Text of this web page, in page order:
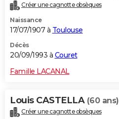
Créer une cagnotte obsèques
Naissance
17/07/1907 à Toulouse
Décès
20/09/1993 à Couret
Famille LACANAL
Louis CASTELLA (60 ans)
Créer une cagnotte obsèques